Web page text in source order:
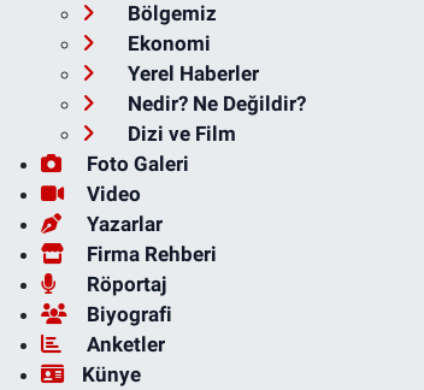
Bölgemiz
Ekonomi
Yerel Haberler
Nedir? Ne Değildir?
Dizi ve Film
Foto Galeri
Video
Yazarlar
Firma Rehberi
Röportaj
Biyografi
Anketler
Künye